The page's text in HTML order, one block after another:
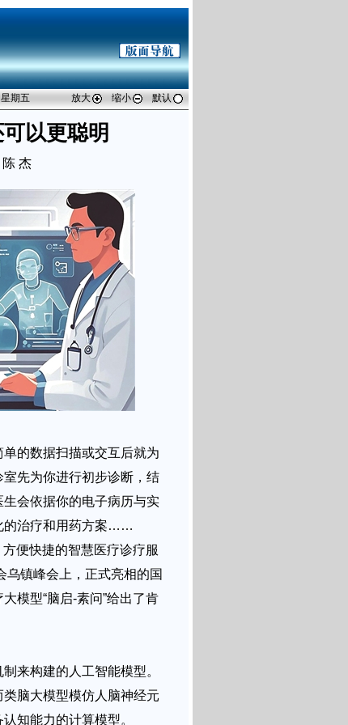
期五 放大 缩小 默认
以更聪明
杰
的数据扫描或交互后就为
先为你进行初步诊断，结
会依据你的电子病历与实
的治疗和用药方案……
便快捷的智慧医疗诊疗服
乌镇峰会上，正式亮相的国
模型“脑启-素问”给出了肯
来构建的人工智能模型。
脑大模型模仿人脑神经元
知能力的计算模型。